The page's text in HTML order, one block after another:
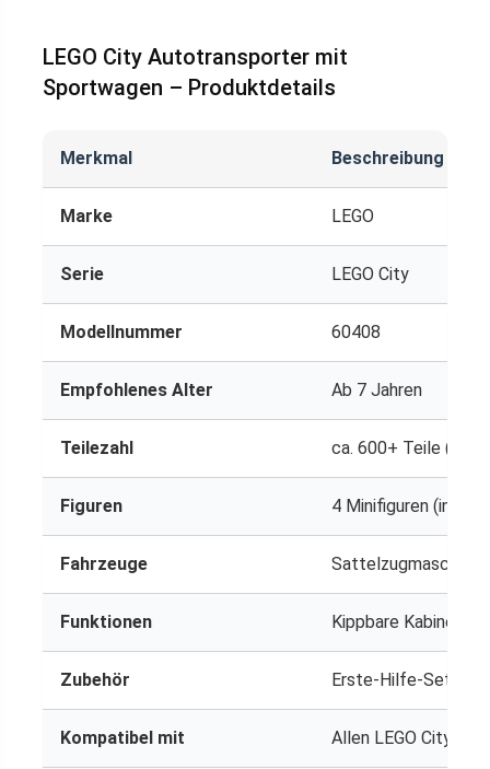
LEGO City Autotransporter mit
Sportwagen – Produktdetails
Merkmal Beschreibung
Marke LEGO
Serie LEGO City
Modellnummer 60408
Empfohlenes Alter Ab 7 Jahren
Teilezahl ca. 600+ Teile (je
Figuren 4 Minifiguren (inkl.
Fahrzeuge Sattelzugmaschine,
Funktionen Kippbare Kabine,
Zubehör Erste-Hilfe-Set,
Kompatibel mit Allen LEGO City &